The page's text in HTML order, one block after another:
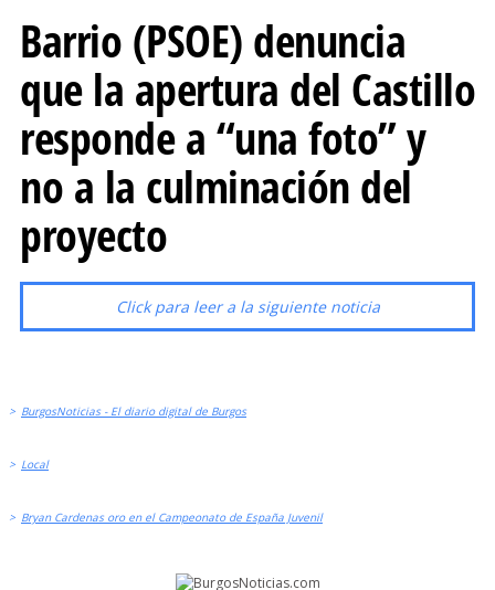
Barrio (PSOE) denuncia
que la apertura del Castillo
responde a “una foto” y
no a la culminación del
proyecto
Click para leer a la siguiente noticia
> BurgosNoticias - El diario digital de Burgos
> Local
> Bryan Cardenas oro en el Campeonato de España Juvenil